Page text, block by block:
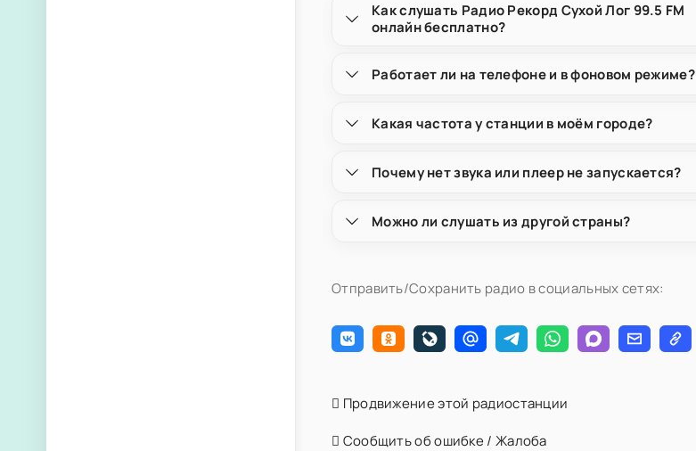
Как слушать Радио Рекорд Сухой Лог 99.5 FM
онлайн бесплатно?
Работает ли на телефоне и в фоновом режиме?
Какая частота у станции в моём городе?
Почему нет звука или плеер не запускается?
Можно ли слушать из другой страны?
Отправить/Сохранить радио в социальных сетях:
Продвижение этой радиостанции
Сообщить об ошибке / Жалоба